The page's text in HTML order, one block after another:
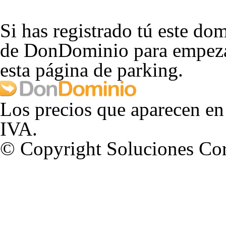
Si has registrado tú este
de DonDominio para
esta página de parking.
Los precios que aparecen
IVA.
© Copyright Soluciones